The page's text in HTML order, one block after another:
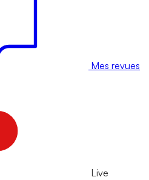
Mes revues
Live